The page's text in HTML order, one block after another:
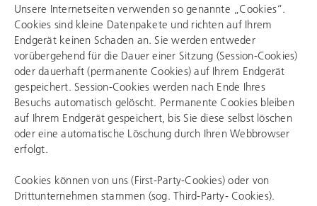
Unsere Internetseiten verwenden so genannte „Cookies“.
Cookies sind kleine Datenpakete und richten auf Ihrem
Endgerät keinen Schaden an. Sie werden entweder
vorübergehend für die Dauer einer Sitzung (Session-Cookies)
oder dauerhaft (permanente Cookies) auf Ihrem Endgerät
gespeichert. Session-Cookies werden nach Ende Ihres
Besuchs automatisch gelöscht. Permanente Cookies bleiben
auf Ihrem Endgerät gespeichert, bis Sie diese selbst löschen
oder eine automatische Löschung durch Ihren Webbrowser
erfolgt.
Cookies können von uns (First-Party-Cookies) oder von
Drittunternehmen stammen (sog. Third-Party- Cookies).